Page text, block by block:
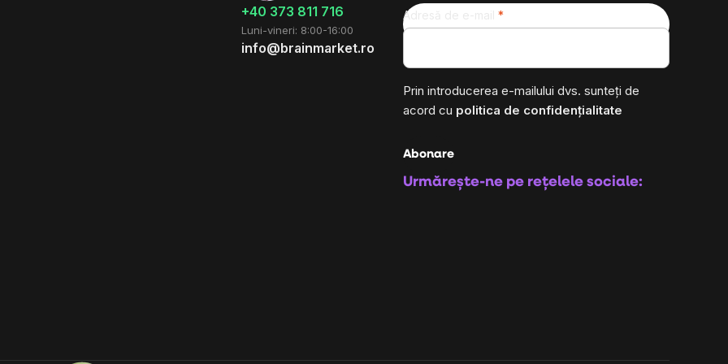
+40 373 811 716
Luni-vineri: 8:00-16:00
info@brainmarket.ro
Adresă de e-mail
Prin introducerea e-mailului dvs. sunteți de
acord cu politica de confidențialitate
Abonare
Urmărește-ne pe rețelele sociale: